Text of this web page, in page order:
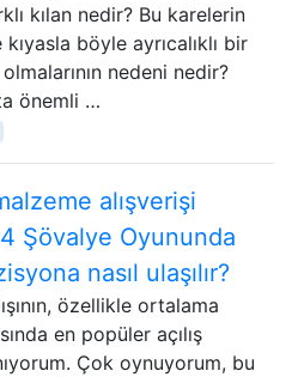
kılan nedir? Bu karelerin
böyle ayrıcalıklı bir
nedeni nedir?
önemli …
alışverişi
Şövalye Oyununda
nasıl ulaşılır?
özellikle ortalama
en popüler açılış
Çok oynuyorum, bu